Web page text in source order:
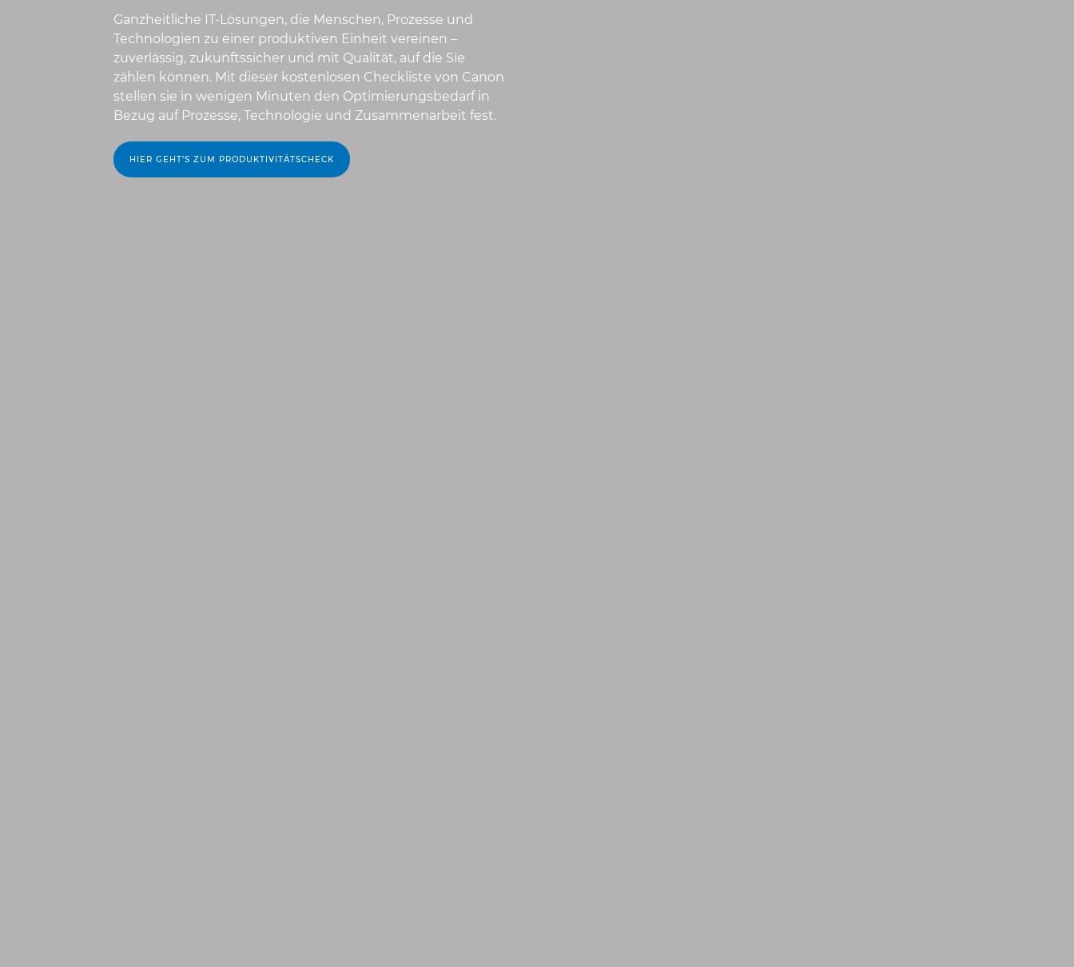
Ganzheitliche IT-Lösungen, die Menschen, Prozesse und
Technologien zu einer produktiven Einheit vereinen –
zuverlässig, zukunftssicher und mit Qualität, auf die Sie
zählen können. Mit dieser kostenlosen Checkliste von Canon
stellen sie in wenigen Minuten den Optimierungsbedarf in
Bezug auf Prozesse, Technologie und Zusammenarbeit fest.
HIER GEHT’S ZUM PRODUKTIVITÄTSCHECK